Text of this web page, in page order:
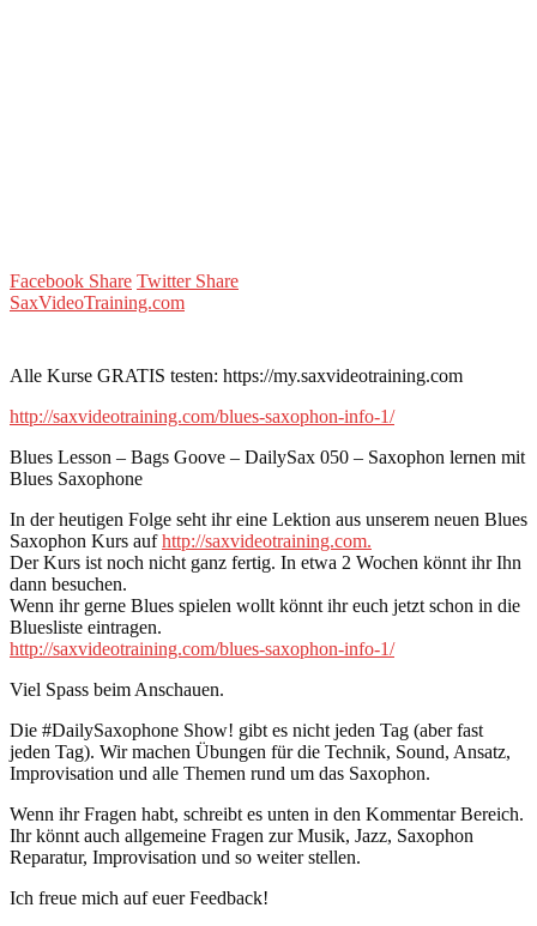
Facebook Share Twitter Share
SaxVideoTraining.com
Alle Kurse GRATIS testen: https://my.saxvideotraining.com
http://saxvideotraining.com/blues-saxophon-info-1/
Blues Lesson – Bags Goove – DailySax 050 – Saxophon lernen mit
Blues Saxophone
In der heutigen Folge seht ihr eine Lektion aus unserem neuen Blues
Saxophon Kurs aufhttp://saxvideotraining.com.
Der Kurs ist noch nicht ganz fertig. In etwa 2 Wochen könnt ihr Ihn
dann besuchen.
Wenn ihr gerne Blues spielen wollt könnt ihr euch jetzt schon in die
Bluesliste eintragen.
http://saxvideotraining.com/blues-saxophon-info-1/
Viel Spass beim Anschauen.
Die #DailySaxophone Show! gibt es nicht jeden Tag (aber fast
jeden Tag). Wir machen Übungen für die Technik, Sound, Ansatz,
Improvisation und alle Themen rund um das Saxophon.
Wenn ihr Fragen habt, schreibt es unten in den Kommentar Bereich.
Ihr könnt auch allgemeine Fragen zur Musik, Jazz, Saxophon
Reparatur, Improvisation und so weiter stellen.
Ich freue mich auf euer Feedback!